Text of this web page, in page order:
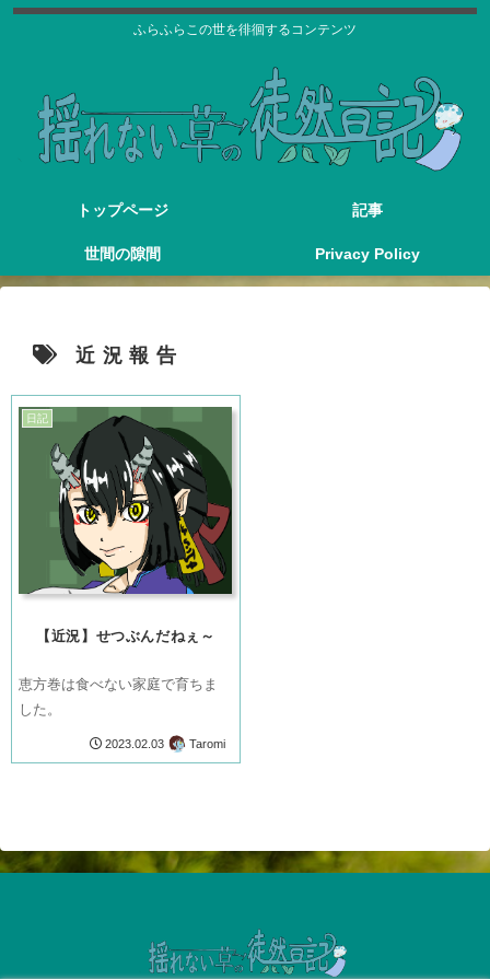
ふらふらこの世を徘徊するコンテンツ
トップページ 記事
世間の隙間 Privacy Policy
近況報告
日記
【近況】せつぶんだねぇ～
恵方巻は食べない家庭で育ちま
した。
2023.02.03 Taromi